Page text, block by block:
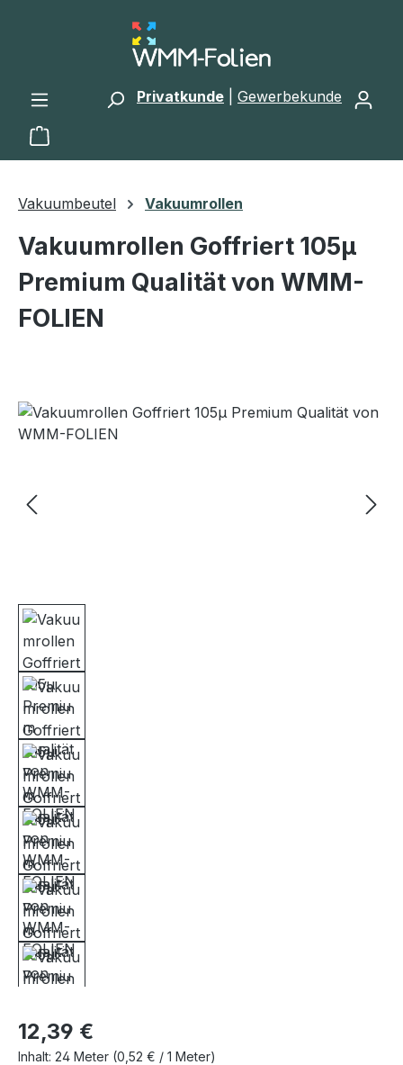
Zum Hauptinhalt springen
Privatkunde Gewerbekunde
Warenkorb enthält 0 Positionen. Der
Vakuumbeutel Vakuumrollen
Vakuumrollen Goffriert 105µ
Premium Qualität von WMM-
FOLIEN
Bildergalerie überspringen
Regulärer Preis:
12,39 €
Inhalt: 24 Meter (0,52 € / 1 Meter)